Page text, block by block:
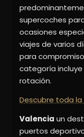
supercoches
ocasiones
viajes de varios
para
categoría
rotación.
Descubre toda
Valencia un
puertos